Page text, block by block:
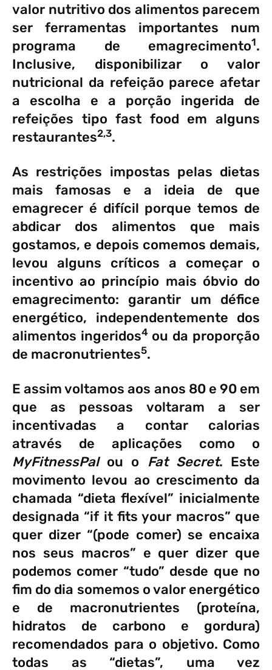
valor nutritivo dos alimentos parecem
ser ferramentas importantes num
programa de emagrecimento1.
Inclusive, disponibilizar o valor
nutricional da refeição parece afetar
a escolha e a porção ingerida de
refeições tipo fast food em alguns
restaurantes2,3.
As restrições impostas pelas dietas
mais famosas e a ideia de que
emagrecer é difícil porque temos de
abdicar dos alimentos que mais
gostamos, e depois comemos demais,
levou alguns críticos a começar o
incentivo ao princípio mais óbvio do
emagrecimento: garantir um défice
energético, independentemente dos
alimentos ingeridos4 ou da proporção
de macronutrientes5.
E assim voltamos aos anos 80 e 90 em
que as pessoas voltaram a ser
incentivadas a contar calorias
através de aplicações como o
MyFitnessPalou o Fat Secret. Este
movimento levou ao crescimento da
chamada “dieta flexível” inicialmente
designada “if it fits your macros” que
quer dizer “(pode comer) se encaixa
nos seus macros” e quer dizer que
podemos comer “tudo” desde que no
fim do dia somemos o valor energético
e de macronutrientes (proteína,
hidratos de carbono e gordura)
recomendados para o objetivo. Como
todas as “dietas”, uma vez